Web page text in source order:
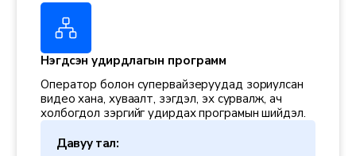
Нэгдсэн удирдлагын программ
Оператор болон супервайзеруудад зориулсан
видео хана, хуваалт, үзэгдэл, эх сурвалж, ач
холбогдол зэргийг удирдах програмын шийдэл.
Давуу тал: